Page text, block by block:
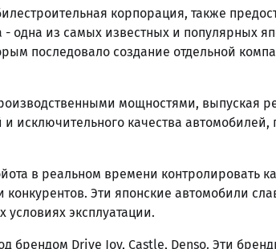
корпорация, также
одна из самых известных и популярных
последовало создание отдельной
мощностями, выпуская
исключительного качества
в реальном времени контролировать
Эти японские автомобили
эксплуатации.
брендом Drive Joy, Castle, Denso. Эти